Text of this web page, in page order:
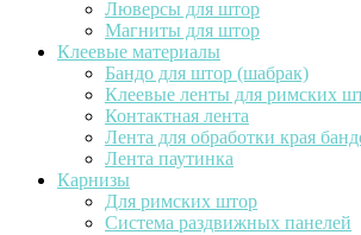
Люверсы для штор
Магниты для штор
Клеевые материалы
Бандо для штор (шабрак)
Клеевые ленты для римских
Контактная лента
Лента для обработки края
Лента паутинка
Карнизы
Для римских штор
Система раздвижных панелей